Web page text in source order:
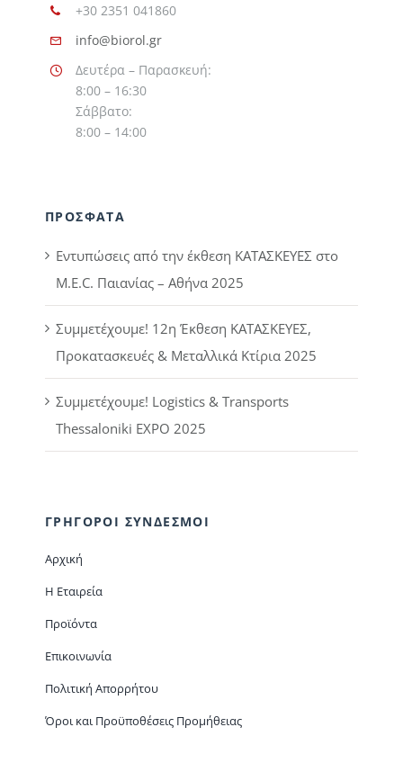
+30 2351 041860
info@biorol.gr
Δευτέρα – Παρασκευή:
8:00 – 16:30
Σάββατο:
8:00 – 14:00
ΠΡΟΣΦΑΤΑ
Εντυπώσεις από την έκθεση ΚΑΤΑΣΚΕΥΕΣ στο
M.E.C. Παιανίας – Αθήνα 2025
Συμμετέχουμε! 12η Έκθεση ΚΑΤΑΣΚΕΥΕΣ,
Προκατασκευές & Μεταλλικά Κτίρια 2025
Συμμετέχουμε! Logistics & Transports
Thessaloniki EXPO 2025
ΓΡΗΓΟΡΟΙ ΣΥΝΔΕΣΜΟΙ
Αρχική
Η Εταιρεία
Προϊόντα
Επικοινωνία
Πολιτική Απορρήτου
Όροι και Προϋποθέσεις Προμήθειας